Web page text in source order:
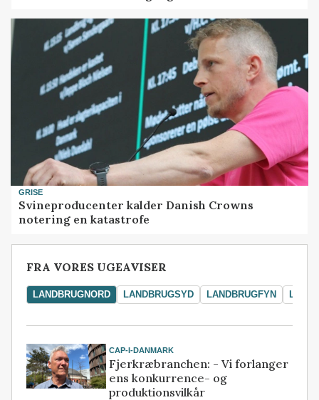
GRISE
Svineproducenter kalder Danish Crowns
notering en katastrofe
FRA VORES UGEAVISER
LANDBRUGNORD LANDBRUGSYD LANDBRUGFYN
CAP-I-DANMARK
Fjerkræbranchen: - Vi forlanger
ens konkurrence- og
produktionsvilkår